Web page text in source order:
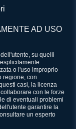
AD USO
su quelli
o l'uso improprio
regione, con
casi, la licenza
con le forze
di eventuali problemi
garantire la
un esperto